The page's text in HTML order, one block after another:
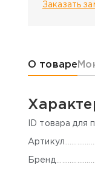
Заказать
О товаре
ID товара для
Артикул
Бренд